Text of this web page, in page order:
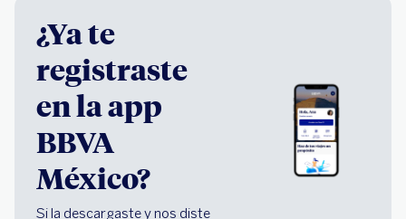
¿Ya te
registraste
en la app
BBVA
México?
Si la descargaste y nos diste